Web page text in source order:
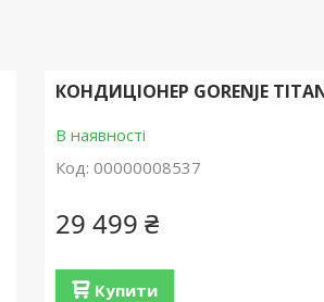
КОНДИЦІОНЕР GORENJE
В наявності
Код: 00000008537
29 499 ₴
Купити